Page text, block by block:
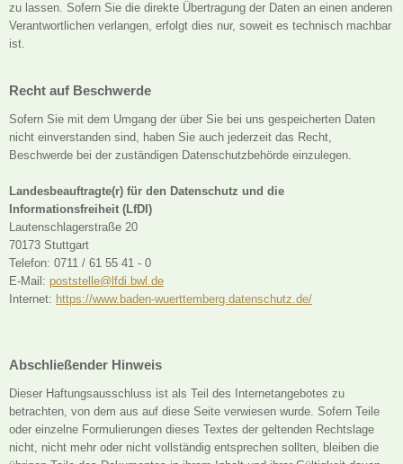
zu lassen. Sofern Sie die direkte Übertragung der Daten an einen anderen
Verantwortlichen verlangen, erfolgt dies nur, soweit es technisch machbar
ist.
Recht auf Beschwerde
Sofern Sie mit dem Umgang der über Sie bei uns gespeicherten Daten
nicht einverstanden sind, haben Sie auch jederzeit das Recht,
Beschwerde bei der zuständigen Datenschutzbehörde einzulegen.
Landesbeauftragte(r) für den Datenschutz und die
Informationsfreiheit (LfDI)
Lautenschlagerstraße 20
70173 Stuttgart
Telefon: 0711 / 61 55 41 - 0
E-Mail: poststelle@lfdi.bwl.de
Internet: https://www.baden-wuerttemberg.datenschutz.de/
Abschließender Hinweis
Dieser Haftungsausschluss ist als Teil des Internetangebotes zu
betrachten, von dem aus auf diese Seite verwiesen wurde. Sofern Teile
oder einzelne Formulierungen dieses Textes der geltenden Rechtslage
nicht, nicht mehr oder nicht vollständig entsprechen sollten, bleiben die